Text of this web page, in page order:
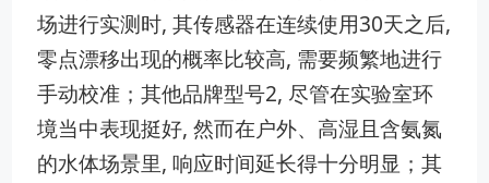
场进行实测时, 其传感器在连续使用30‍天之后,
零点‍漂移出现的概率比⁠较高, 需要频繁地进行
手动校准；其他‍品牌型号2, 尽管在实验室环
境当中表现挺好, 然而在‍户外、高湿且含‍氨氮
的水⁠体场景里, 响应时间‌延长得​十分明显；其